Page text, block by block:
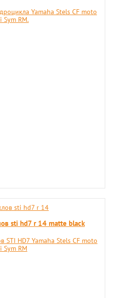
Yamaha Stels CF moto
Sym RM.
sti hd7 r 14 matte black
STI HD7 Yamaha Stels CF moto
Sym RM